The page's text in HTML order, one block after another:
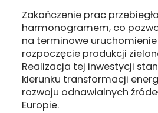
Zakończenie prac
harmonogramem, co
na terminowe
rozpoczęcie produkcji
Realizacja tej inwestycji
kierunku transformacji
rozwoju odnawialnych
Europie.